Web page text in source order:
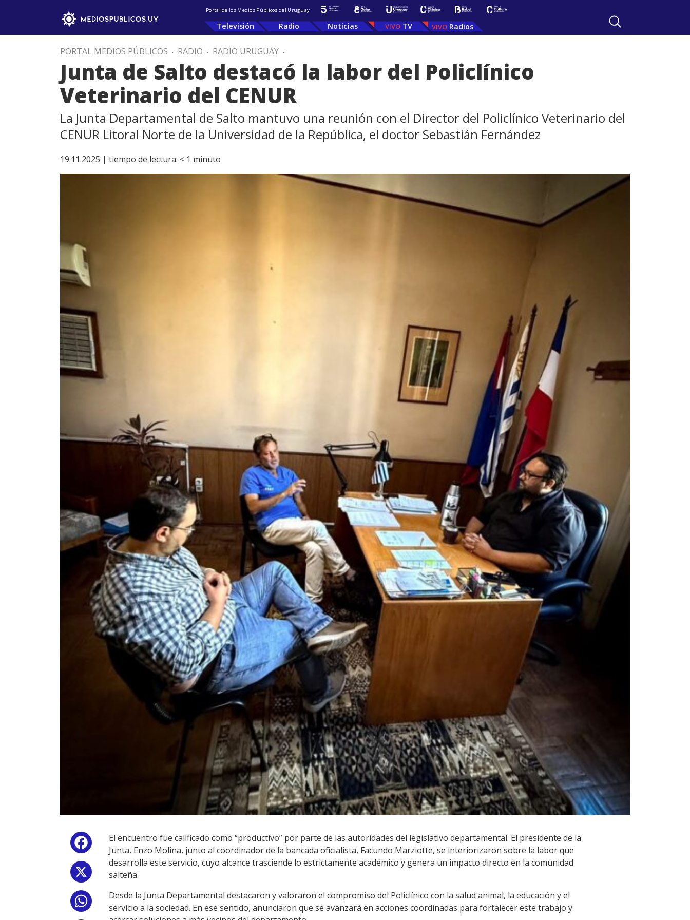
Portal de los Medios Públicos del Uruguay
Televisión Radio Noticias TV Radios
PORTAL MEDIOS PÚBLICOS . RADIO . RADIO URUGUAY .
Junta de Salto destacó la labor del Policlínico
Veterinario del CENUR
La Junta Departamental de Salto mantuvo una reunión con el Director del Policlínico Veterinario del
CENUR Litoral Norte de la Universidad de la República, el doctor Sebastián Fernández
19.11.2025 | tiempo de lectura: < 1 minuto
Facebook
WhatsApp
El encuentro fue calificado como “productivo” por parte de las autoridades del legislativo departamental. El presidente de la
Junta, Enzo Molina, junto al coordinador de la bancada oficialista, Facundo Marziotte, se interiorizaron sobre la labor que
desarrolla este servicio, cuyo alcance trasciende lo estrictamente académico y genera un impacto directo en la comunidad
salteña.
Desde la Junta Departamental destacaron y valoraron el compromiso del Policlínico con la salud animal, la educación y el
servicio a la sociedad. En ese sentido, anunciaron que se avanzará en acciones coordinadas para fortalecer este trabajo y